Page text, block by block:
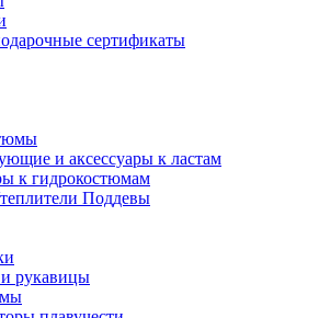
сертификаты
и аксессуары к ластам
к гидрокостюмам
Поддевы
рукавицы